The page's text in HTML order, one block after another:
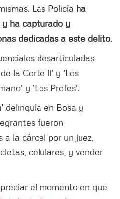
Las Policía ha
y ha capturado y
dedicadas a este delito.
desarticuladas
la Corte ll' y 'Los
y 'Los Profes'.
delinquía en Bosa y
fueron
a la cárcel por un juez,
celulares, y vender
el momento en que